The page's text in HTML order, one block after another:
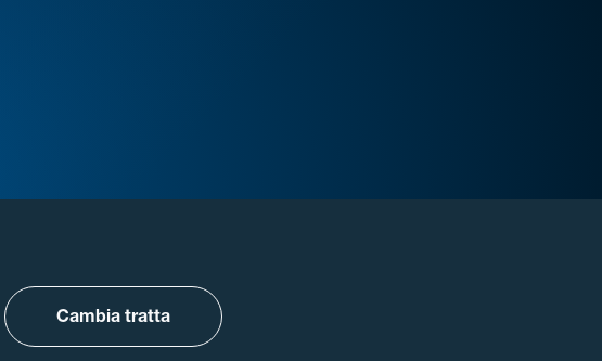
Cambia tratta